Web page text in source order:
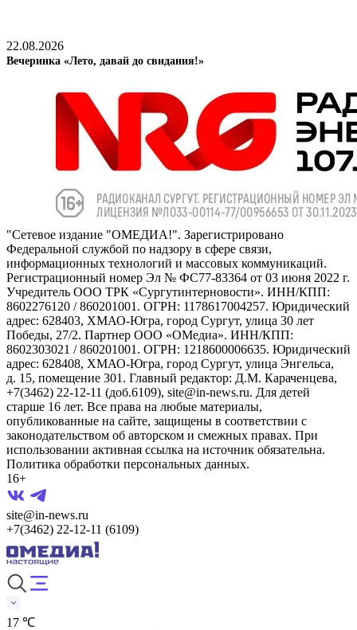
22.08.2026
Вечеринка «Лето, давай до свидания!»
"Сетевое издание "ОМЕДИА!". Зарегистрировано
Федеральной службой по надзору в сфере связи,
информационных технологий и массовых коммуникаций.
Регистрационный номер Эл № ФС77-83364 от 03 июня 2022 г.
Учредитель ООО ТРК «Сургутинтерновости». ИНН/КПП:
8602276120 / 860201001. ОГРН: 1178617004257. Юридический
адрес: 628403, ХМАО-Югра, город Сургут, улица 30 лет
Победы, 27/2. Партнер ООО «ОМедиа». ИНН/КПП:
8602303021 / 860201001. ОГРН: 1218600006635. Юридический
адрес: 628408, ХМАО-Югра, город Сургут, улица Энгельса,
д. 15, помещение 301. Главный редактор: Д.М. Караченцева,
+7(3462) 22-12-11 (доб.6109), site@in-news.ru. Для детей
старше 16 лет. Все права на любые материалы,
опубликованные на сайте, защищены в соответствии с
законодательством об авторском и смежных правах. При
использовании активная ссылка на источник обязательна.
Политика обработки персональных данных.
16+
site@in-news.ru
+7(3462) 22-12-11 (6109)
17 ℃